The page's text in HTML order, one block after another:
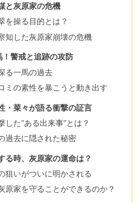
と灰原家の危機
を操る目的とは？
知した灰原家崩壊の危機
警戒と追跡の攻防
る一馬の過去
ミの素性を暴こうと動き出す
・菜々が語る衝撃の証言
した“ある出来事”とは？
過去に隠された秘密
る時、灰原家の運命は？
狙いがついに明かされる
原家を守ることができるのか？